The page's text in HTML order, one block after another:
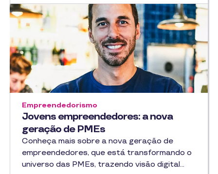
Jovens empreendedores: a nova
geração de PMEs
Empreendedorismo
Conheça mais sobre a nova geração de
empreendedores, que está transformando o
universo das PMEs, trazendo visão digital…